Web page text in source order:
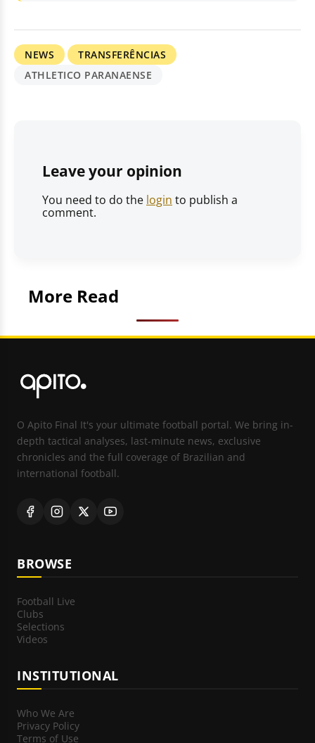
NEWS
TRANSFERÊNCIAS
ATHLETICO PARANAENSE
Leave your opinion
You need to do the login to publish a
comment.
More Read
O Apito Final It's your ultimate football portal. We bring in-
depth tactical analyses, last-minute news, exclusive
chronicles and the full coverage of Brazilian and
international football.
BROWSE
Football Live
Clubs
Selections
Videos
INSTITUTIONAL
Who We Are
Privacy Policy
Terms of Use